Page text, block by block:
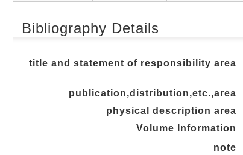
Bibliography Details
title and statement of responsibility area
publication,distribution,etc.,area
physical description area
Volume Information
note